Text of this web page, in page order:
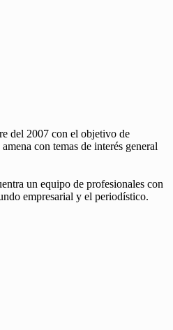
del 2007 con el objetivo de
con temas de interés general
un equipo de profesionales con
empresarial y el periodístico.